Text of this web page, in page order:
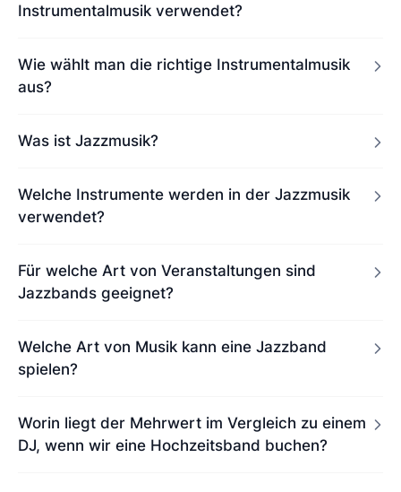
Instrumentalmusik verwendet?
Wie wählt man die richtige Instrumentalmusik
aus?
Was ist Jazzmusik?
Welche Instrumente werden in der Jazzmusik
verwendet?
Für welche Art von Veranstaltungen sind
Jazzbands geeignet?
Welche Art von Musik kann eine Jazzband
spielen?
Worin liegt der Mehrwert im Vergleich zu einem
DJ, wenn wir eine Hochzeitsband buchen?